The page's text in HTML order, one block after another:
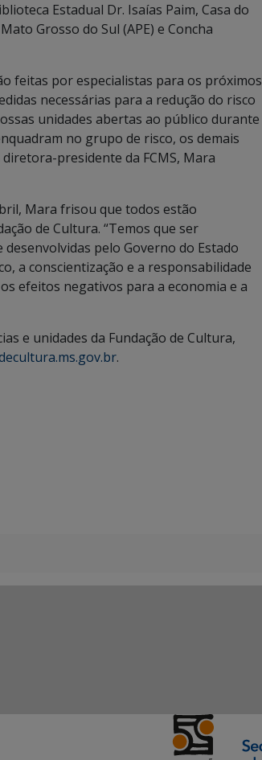
Estadual Dr. Isaías Paim, Casa do
Grosso do Sul (APE) e Concha
feitas por especialistas para os próximos
necessárias para a redução do risco
unidades abertas ao público durante
no grupo de risco, os demais
presidente da FCMS, Mara
Mara frisou que todos estão
de Cultura. “Temos que ser
pelo Governo do Estado
a conscientização e a responsabilidade
efeitos negativos para a economia e a
e unidades da Fundação de Cultura,
.